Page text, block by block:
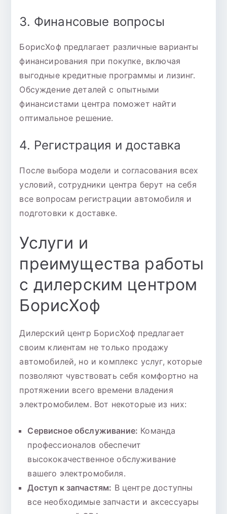
3. Финансовые вопросы
БорисХоф предлагает различные варианты
финансирования при покупке, включая
выгодные кредитные программы и лизинг.
Обсуждение деталей с опытными
финансистами центра поможет найти
оптимальное решение.
4. Регистрация и доставка
После выбора модели и согласования всех
условий, сотрудники центра берут на себя
все вопросам регистрации автомобиля и
подготовки к доставке.
Услуги и
преимущества работы
с дилерским центром
БорисХоф
Дилерский центр БорисХоф предлагает
своим клиентам не только продажу
автомобилей, но и комплекс услуг, которые
позволяют чувствовать себя комфортно на
протяжении всего времени владения
электромобилем. Вот некоторые из них:
Сервисное обслуживание: Команда
профессионалов обеспечит
высококачественное обслуживание
вашего электромобиля.
Доступ к запчастям: В центре доступны
все необходимые запчасти и аксессуары